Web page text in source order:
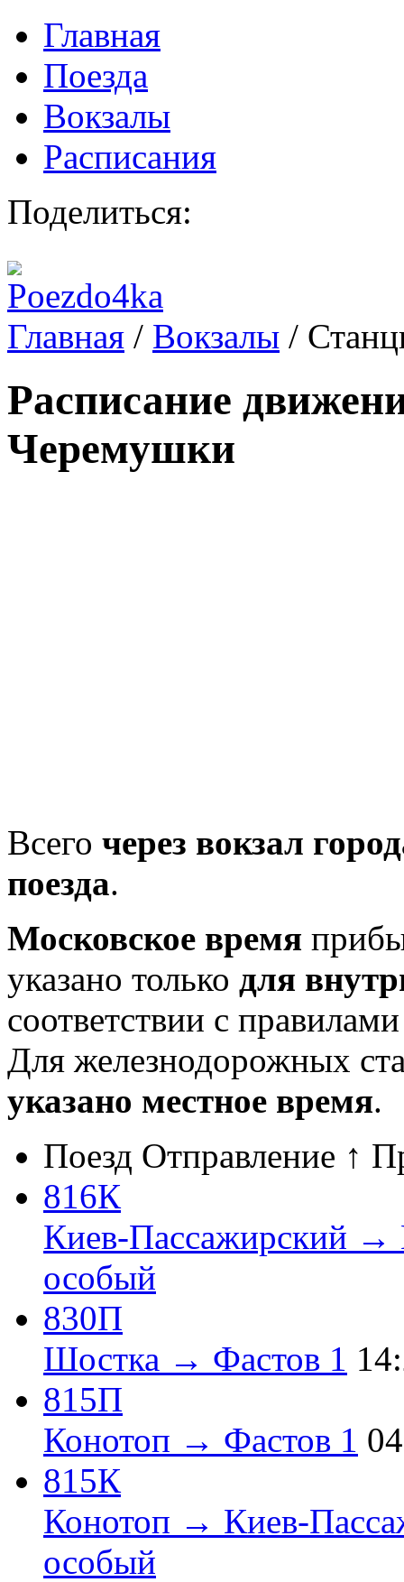
Главная
Поезда
Вокзалы
Расписания
Поделиться:
Главная / Вокзалы /
Расписание
Черемушки
Всего через вокзал
поезда.
Московское время
указано только для
соответствии с
Для железнодорожных
указано местное время.
Поезд Отправление ↑
816К
Киев-Пассажирский →
особый
830П
Шостка → Фастов 1
815П
Конотоп → Фастов 1
815К
Конотоп → Киев-
особый